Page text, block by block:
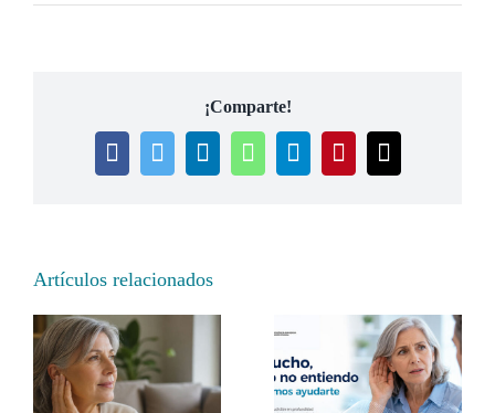
¡Comparte!
Facebook
TwitterLinkedInWhatsApp
Telegram
PinterestCorreo
Artículos relacionados